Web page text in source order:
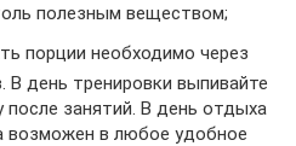
полезным веществом;
порции необходимо через
В день тренировки выпивайте
после занятий. В день отдыха
возможен в любое удобное